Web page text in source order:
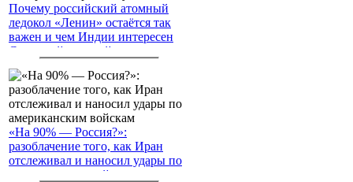
Почему российский атомный
ледокол «Ленин» остаётся так
важен и чем Индии интересен
Северный морской путь
«На 90% — Россия?»:
разоблачение того, как Иран
отслеживал и наносил удары по
американским войскам